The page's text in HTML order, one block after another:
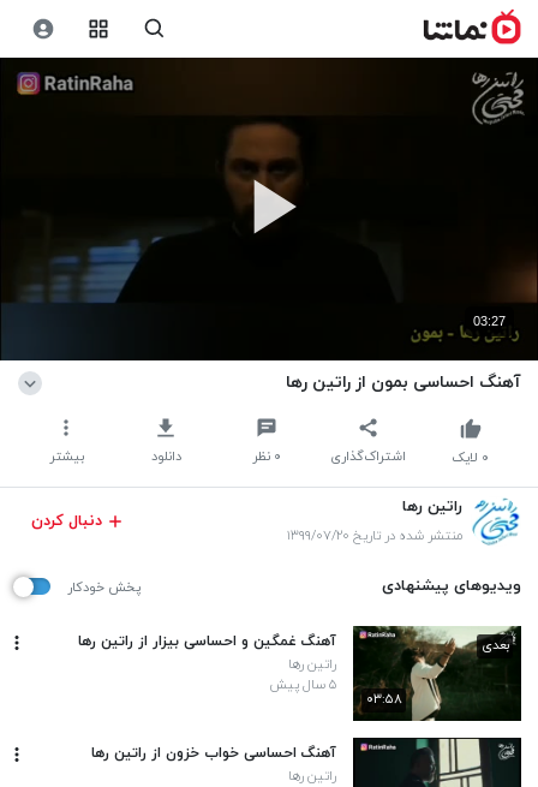
03:27
آهنگ احساسی بمون از راتین رها
اشتراک‌گذاری ۰ نظر دانلود بیشتر ۰ لایک
راتین رها
منتشر شده در تاریخ ۱۳۹۹/۰۷/۲۰
دنبال کردن
ویدیوهای پیشنهادی پخش خودکار
۰۳:۵۸
بعدی آهنگ غمگین و احساسی بیزار از راتین رها
راتین رها
۵ سال پیش
آهنگ احساسی خواب خزون از راتین رها
راتین رها